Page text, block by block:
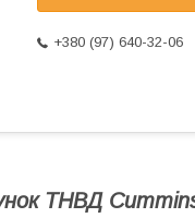
+380 (97) 640-32-06
ТНВД